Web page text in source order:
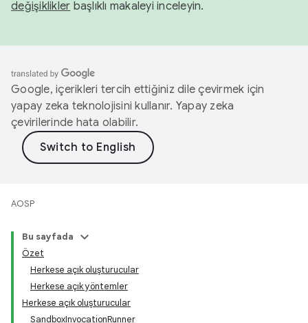
değişiklikler başlıklı makaleyi inceleyin.
Google, içerikleri tercih ettiğiniz dile çevirmek için
yapay zeka teknolojisini kullanır. Yapay zeka
çevirilerinde hata olabilir.
AOSP
Bu sayfada
Özet
Herkese açık oluşturucular
Herkese açık yöntemler
Herkese açık oluşturucular
SandboxInvocationRunner